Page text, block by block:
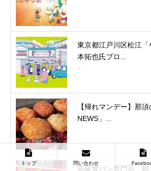
東京都江戸川区松江
本拓也氏プロ...
【帰れマンデー】那
NEWS」...
高級食パン専門店「
トップ 問い合わせ